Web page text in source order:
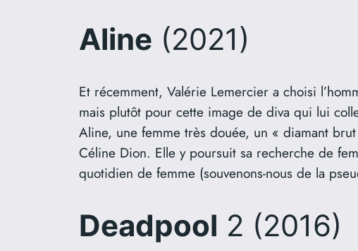
Aline (2021)
Et récemment, Valérie Lemercier a choisi
mais plutôt pour cette image de diva qui lui
Aline, une femme très douée, un « diamant
Céline Dion. Elle y poursuit sa recherche de
quotidien de femme (souvenons-nous de la
Deadpool 2 (2016)